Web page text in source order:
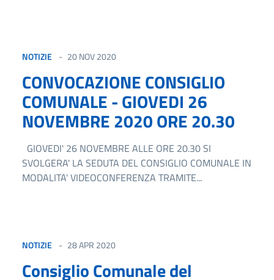
NOTIZIE 20 NOV 2020
CONVOCAZIONE CONSIGLIO
COMUNALE - GIOVEDI 26
NOVEMBRE 2020 ORE 20.30
GIOVEDI' 26 NOVEMBRE ALLE ORE 20.30 SI
SVOLGERA' LA SEDUTA DEL CONSIGLIO COMUNALE IN
MODALITA' VIDEOCONFERENZA TRAMITE...
NOTIZIE 28 APR 2020
Consiglio Comunale del